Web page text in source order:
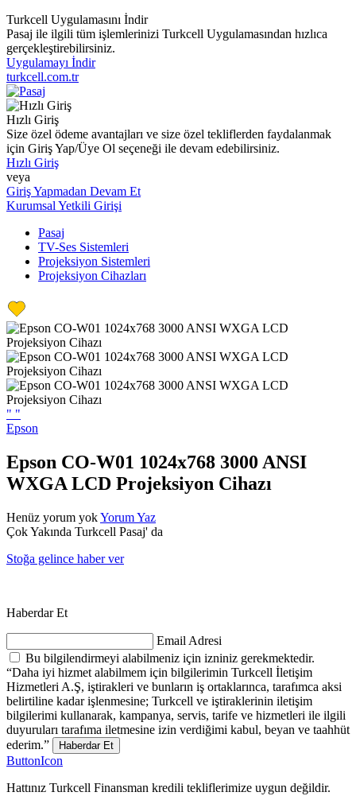
Turkcell Uygulamasını İndir
Pasaj ile ilgili tüm işlemlerinizi Turkcell Uygulamasından hızlıca
gerçekleştirebilirsiniz.
Uygulamayı İndir
turkcell.com.tr
Hızlı Giriş
Size özel ödeme avantajları ve size özel tekliflerden faydalanmak
için Giriş Yap/Üye Ol seçeneği ile devam edebilirsiniz.
Hızlı Giriş
veya
Giriş Yapmadan Devam Et
Kurumsal Yetkili Girişi
Pasaj
TV-Ses Sistemleri
Projeksiyon Sistemleri
Projeksiyon Cihazları
" "
Epson
Epson CO-W01 1024x768 3000 ANSI
WXGA LCD Projeksiyon Cihazı
Henüz yorum yokYorum Yaz
Çok Yakında Turkcell Pasaj' da
Stoğa gelince haber ver
Haberdar Et
Email Adresi
Bu bilgilendirmeyi alabilmeniz için izniniz gerekmektedir.
“Daha iyi hizmet alabilmem için bilgilerimin Turkcell İletişim
Hizmetleri A.Ş, iştirakleri ve bunların iş ortaklarınca, tarafımca aksi
belirtiline kadar işlenmesine; Turkcell ve iştiraklerinin iletişim
bilgilerimi kullanarak, kampanya, servis, tarife ve hizmetleri ile ilgili
duyuruları tarafıma iletmesine izin verdiğimi kabul, beyan ve taahhüt
ederim.”
Haberdar Et
ButtonIcon
Hattınız Turkcell Finansman kredili tekliflerimize uygun değildir.